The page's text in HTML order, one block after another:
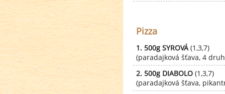
Pizza
1. 500g SYROVÁ(1,3,7)
(paradajková šťava, 4
2. 500g DIABOLO (1,3,7)
(paradajková šťava,